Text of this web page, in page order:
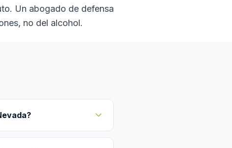
Un abogado de defensa
no del alcohol.